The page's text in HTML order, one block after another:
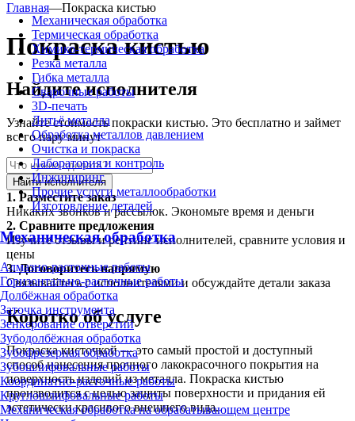
Механическая обработка
Термическая обработка
Химико-термическая обработка
Резка металла
Гибка металла
Сварочные работы
3D-печать
Литьё металла
Обработка металлов давлением
Очистка и покраска
Лаборатория и контроль
Инжиниринг
Прочие услуги металлообработки
Изготовление деталей
Механическая обработка
Алмазно-расточные работы
Горизонтально-расточные работы
Долбёжная обработка
Заточка инструмента
Зенкерование отверстий
Зубодолбёжная обработка
Зубофрезерная обработка
Зубошлифовальные работы
Координатно-расточные работы
Круглошлифовальные работы
Механическая обработка на обрабатывающем центре
Главная—Покраска кистью
Покраска кистью
Найдите исполнителя
Узнайте стоимость покраски кистью. Это бесплатно и займет
всего пару минут
Найти исполнителя
1. Разместите заказ
Никаких звонков и рассылок. Экономьте время и деньги
2. Сравните предложения
Изучите отзывы и рейтинг исполнителей, сравните условия и
цены
3.Договоритесь напрямую
Связывайтесь с исполнителями и обсуждайте детали заказа
Коротко об услуге
Покраска кисточкой — это самый простой и доступный
способ нанесения прочного лакокрасочного покрытия на
поверхность изделий из металла. Покраска кистью
производится с целью защиты поверхности и придания ей
эстетически красивого внешнего вида.